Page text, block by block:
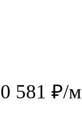
581 ₽/